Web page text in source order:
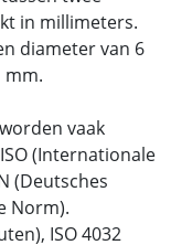
in millimeters.
diameter van 6
mm.
vaak
(Internationale
(Deutsches
Norm).
ISO 4032